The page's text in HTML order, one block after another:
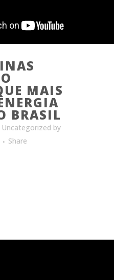
MAIS
BRASIL
Uncategorized by
Share